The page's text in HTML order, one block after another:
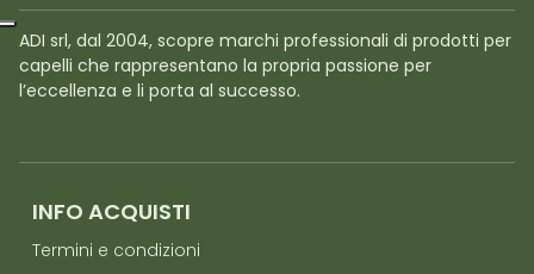
ADI srl, dal 2004, scopre marchi professionali di prodotti per
capelli che rappresentano la propria passione per
l’eccellenza e li porta al successo.
INFO ACQUISTI
Termini e condizioni